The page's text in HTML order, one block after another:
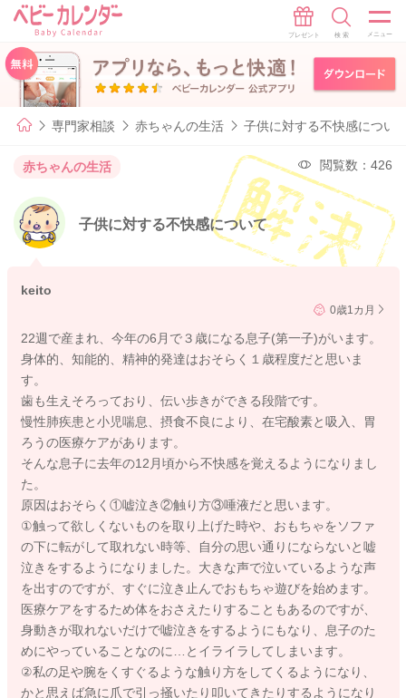
専門家相談 赤ちゃんの生活 子供に対する不快感につい
赤ちゃんの生活 閲覧数：426
子供に対する不快感について
keito
0歳1カ月
22週で産まれ、今年の6月で３歳になる息子(第一子)がいます。
身体的、知能的、精神的発達はおそらく１歳程度だと思いま
す。
歯も生えそろっており、伝い歩きができる段階です。
慢性肺疾患と小児喘息、摂食不良により、在宅酸素と吸入、胃
ろうの医療ケアがあります。
そんな息子に去年の12月頃から不快感を覚えるようになりまし
た。
原因はおそらく①嘘泣き②触り方③唾液だと思います。
①触って欲しくないものを取り上げた時や、おもちゃをソファ
の下に転がして取れない時等、自分の思い通りにならないと嘘
泣きをするようになりました。大きな声で泣いているような声
を出すのですが、すぐに泣き止んでおもちゃ遊びを始めます。
医療ケアをするため体をおさえたりすることもあるのですが、
身動きが取れないだけで嘘泣きをするようにもなり、息子のた
めにやっていることなのに…とイライラしてしまいます。
②私の足や腕をくすぐるような触り方をしてくるようになり、
かと思えば急に爪で引っ掻いたり叩いてきたりするようになり